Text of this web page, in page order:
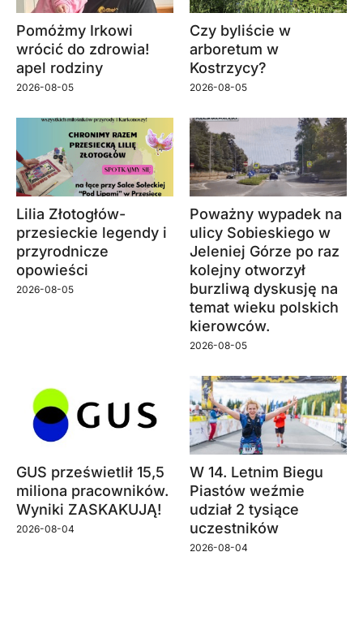
Pomóżmy Irkowi
wrócić do zdrowia!
apel rodziny
2026-08-05
Czy byliście w
arboretum w
Kostrzycy?
2026-08-05
Lilia Złotogłów-
przesieckie legendy i
przyrodnicze
opowieści
2026-08-05
Poważny wypadek na
ulicy Sobieskiego w
Jeleniej Górze po raz
kolejny otworzył
burzliwą dyskusję na
temat wieku polskich
kierowców.
2026-08-05
GUS prześwietlił 15,5
miliona pracowników.
Wyniki ZASKAKUJĄ!
2026-08-04
W 14. Letnim Biegu
Piastów weźmie
udział 2 tysiące
uczestników
2026-08-04